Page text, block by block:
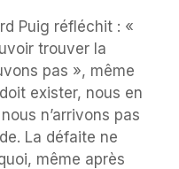
Puig réfléchit : «
trouver la
pas », même
exister, nous en
n’arrivons pas
La défaite ne
même après